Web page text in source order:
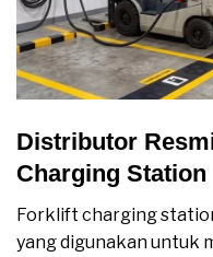
Distributor
Charging Station
Forklift charging
yang digunakan untuk